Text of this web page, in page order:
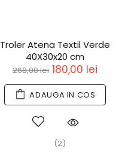
Troler Atena Textil Verde
40X30x20 cm
268,00 lei 180,00 lei
ADAUGA IN COS
(2)